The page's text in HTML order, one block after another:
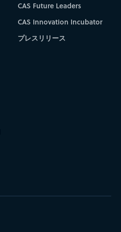
CAS Future Leaders
CAS Innovation Incubator
プレスリリース